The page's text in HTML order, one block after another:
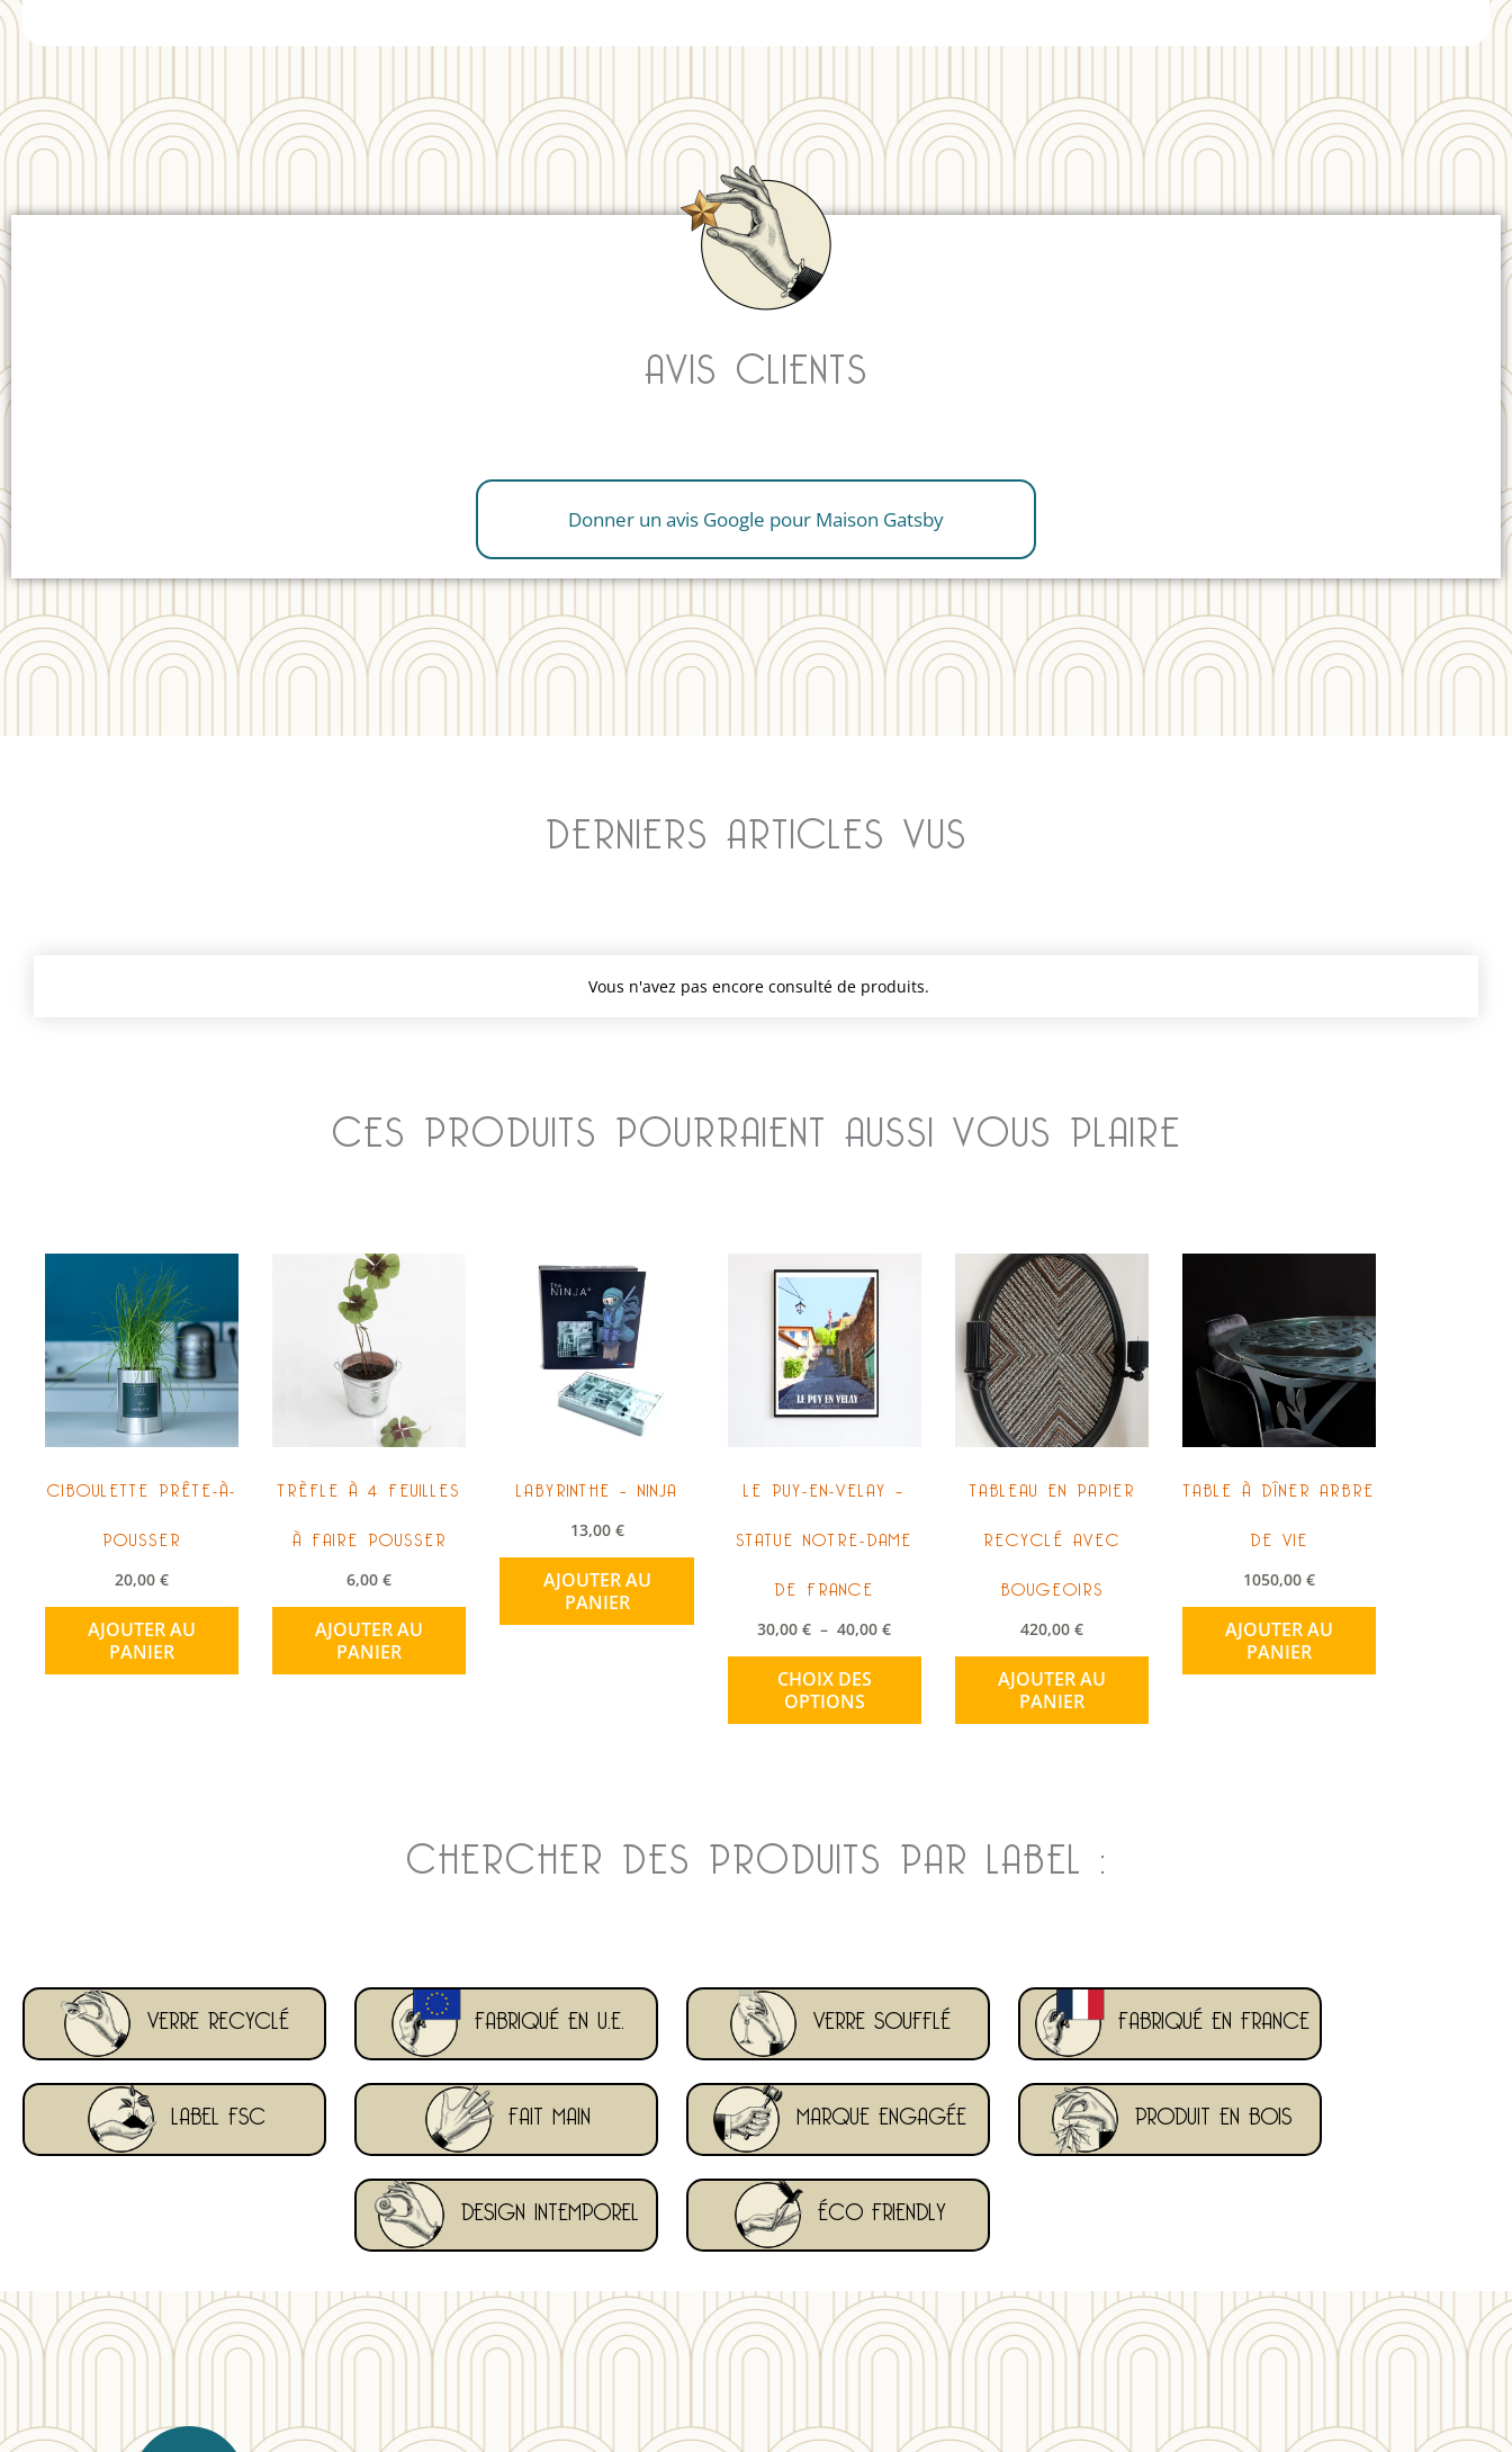
AVIS CLIENTS
Donner un avis Google pour Maison Gatsby
DERNIERS ARTICLES VUS
Vous n'avez pas encore consulté de produits.
CES PRODUITS POURRAIENT AUSSI VOUS PLAIRE
CIBOULETTE PRÊTE-À-
POUSSER
20,00€
AJOUTER AU
PANIER
TRÈFLE À 4 FEUILLES
À FAIRE POUSSER
6,00€
AJOUTER AU
PANIER
LABYRINTHE – NINJA
13,00 €
AJOUTER AU
PANIER
LE PUY-EN-VELAY –
STATUE NOTRE-DAME
DE FRANCE
30,00€ – 40,00€
CHOIX DES
OPTIONS
produit
plusieurs
variations.
options
produit
TABLEAU EN PAPIER
RECYCLÉ AVEC
BOUGEOIRS
420,00€
AJOUTER AU
PANIER
TABLE À DÎNER ARBRE
DE VIE
1050,00€
AJOUTER AU
PANIER
CHERCHER DES PRODUITS PAR LABEL :
VERRE RECYCLÉ FABRIQUÉ EN U.E. VERRE SOUFFLÉ FABRIQUÉ EN FRANCE
LABEL FSC FAIT MAIN MARQUE ENGAGÉE PRODUIT EN BOIS
DESIGN INTEMPOREL ÉCO FRIENDLY